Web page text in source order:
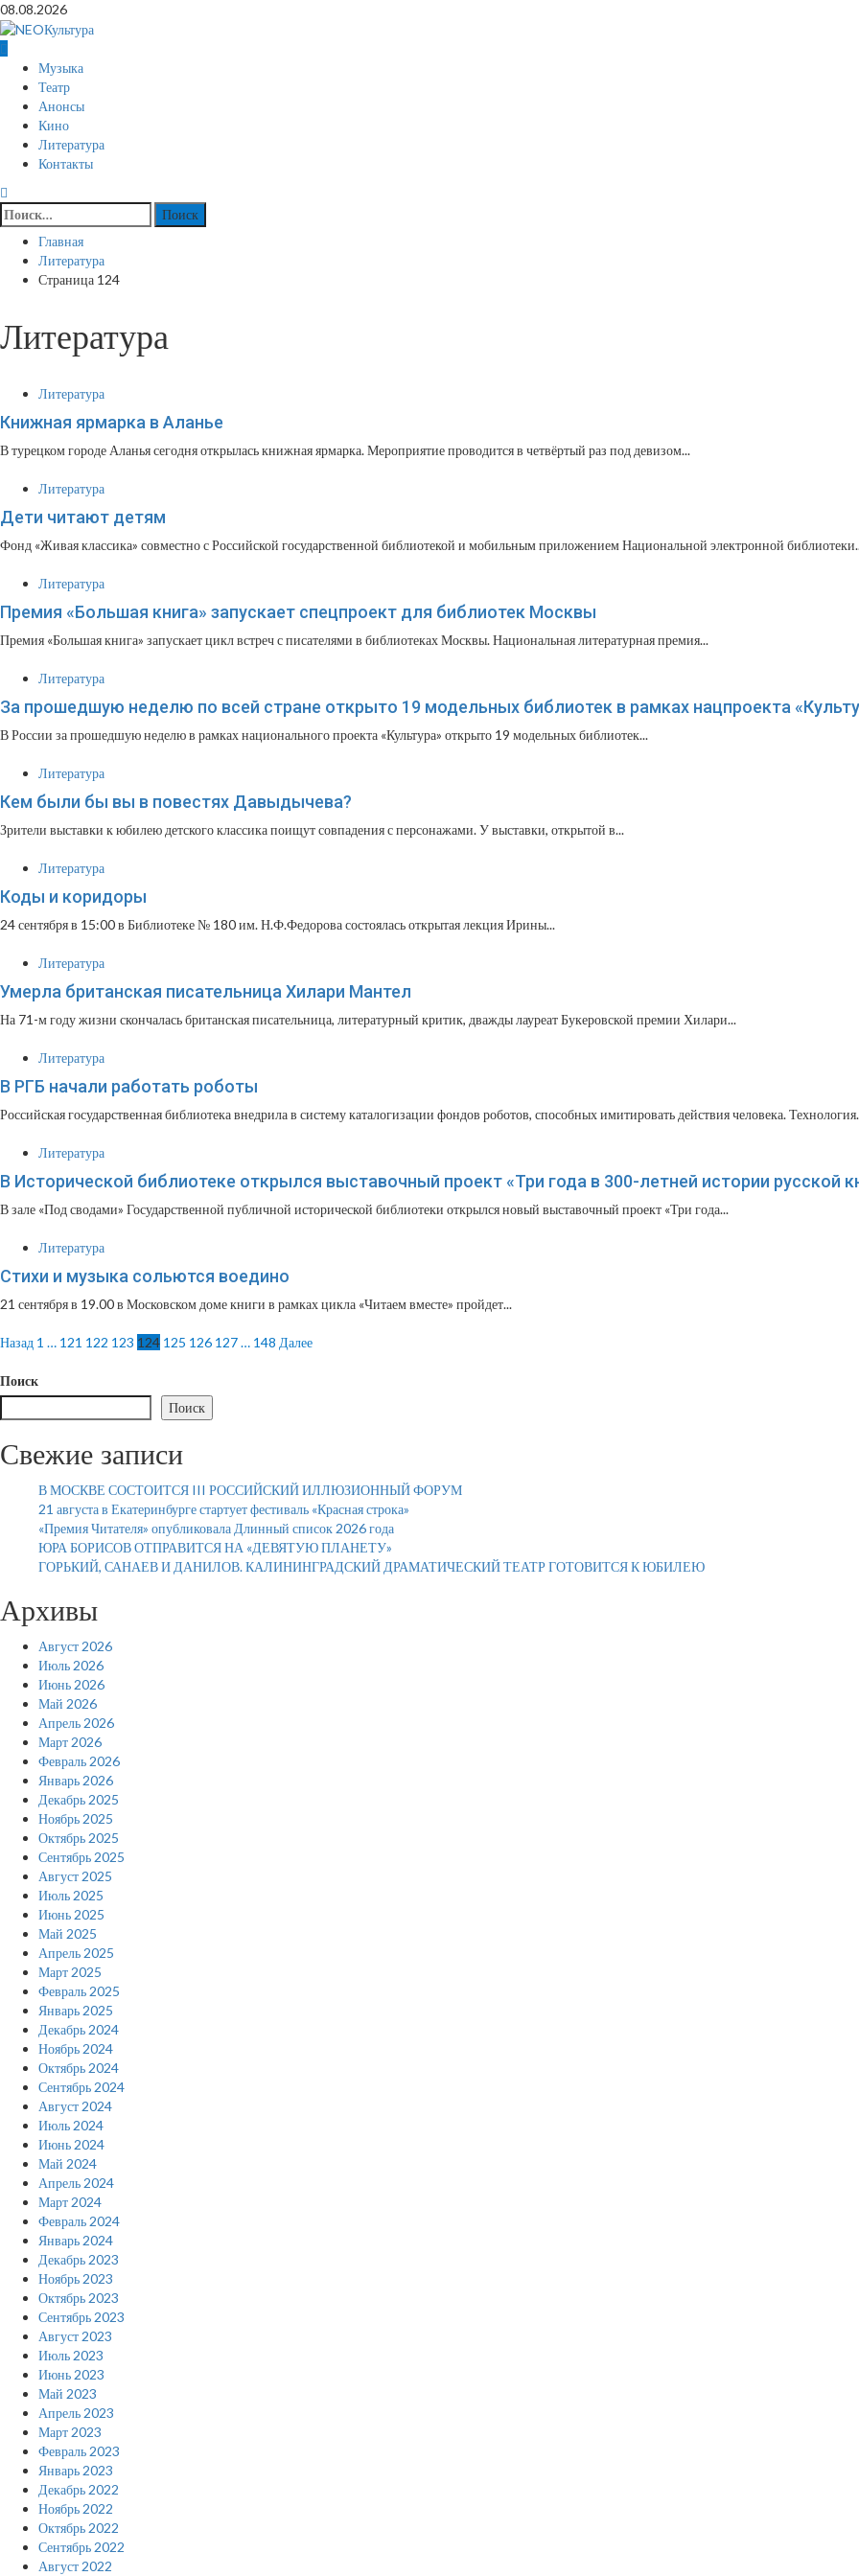
Перейти
к
содержимому
08.08.2026
Основное
меню
Музыка
Театр
Анонсы
Кино
Литература
Контакты
Найти:
Главная
Литература
Страница 124
Литература
Литература
Книжная ярмарка в Аланье
В турецком городе Аланья сегодня открылась книжная ярмарка. Мероприятие проводится в четвёртый раз под девизом...
Литература
Дети читают детям
Фонд «Живая классика» совместно с Российской государственной библиотекой и мобильным приложением Национальной электронной
Литература
Премия «Большая книга» запускает спецпроект для библиотек Москвы
Премия «Большая книга» запускает цикл встреч с писателями в библиотеках Москвы. Национальная литературная премия...
Литература
За прошедшую неделю по всей стране открыто 19 модельных библиотек в рамках нацпроекта
В России за прошедшую неделю в рамках национального проекта «Культура» открыто 19 модельных библиотек...
Литература
Кем были бы вы в повестях Давыдычева?
Зрители выставки к юбилею детского классика поищут совпадения с персонажами. У выставки, открытой в...
Литература
Коды и коридоры
24 сентября в 15:00 в Библиотеке № 180 им. Н.Ф.Федорова состоялась открытая лекция Ирины...
Литература
Умерла британская писательница Хилари Мантел
На 71-м году жизни скончалась британская писательница, литературный критик, дважды лауреат Букеровской премии Хилари...
Литература
В РГБ начали работать роботы
Российская государственная библиотека внедрила в систему каталогизации фондов роботов, способных имитировать действия человека.
Литература
В Исторической библиотеке открылся выставочный проект «Три года в 300-летней истории русской
В зале «Под сводами» Государственной публичной исторической библиотеки открылся новый выставочный проект «Три года...
Литература
Стихи и музыка сольются воедино
21 сентября в 19.00 в Московском доме книги в рамках цикла «Читаем вместе» пройдет...
Пагинация
записей
Назад 1 … 121 122 123 124 125 126 127… 148 Далее
Поиск
Поиск
Свежие записи
В МОСКВЕ СОСТОИТСЯ III РОССИЙСКИЙ ИЛЛЮЗИОННЫЙ ФОРУМ
21 августа в Екатеринбурге стартует фестиваль «Красная строка»
«Премия Читателя» опубликовала Длинный список 2026 года
ЮРА БОРИСОВ ОТПРАВИТСЯ НА «ДЕВЯТУЮ ПЛАНЕТУ»
ГОРЬКИЙ, САНАЕВ И ДАНИЛОВ. КАЛИНИНГРАДСКИЙ ДРАМАТИЧЕСКИЙ ТЕАТР ГОТОВИТСЯ К ЮБИЛЕЮ
Архивы
Август 2026
Июль 2026
Июнь 2026
Май 2026
Апрель 2026
Март 2026
Февраль 2026
Январь 2026
Декабрь 2025
Ноябрь 2025
Октябрь 2025
Сентябрь 2025
Август 2025
Июль 2025
Июнь 2025
Май 2025
Апрель 2025
Март 2025
Февраль 2025
Январь 2025
Декабрь 2024
Ноябрь 2024
Октябрь 2024
Сентябрь 2024
Август 2024
Июль 2024
Июнь 2024
Май 2024
Апрель 2024
Март 2024
Февраль 2024
Январь 2024
Декабрь 2023
Ноябрь 2023
Октябрь 2023
Сентябрь 2023
Август 2023
Июль 2023
Июнь 2023
Май 2023
Апрель 2023
Март 2023
Февраль 2023
Январь 2023
Декабрь 2022
Ноябрь 2022
Октябрь 2022
Сентябрь 2022
Август 2022